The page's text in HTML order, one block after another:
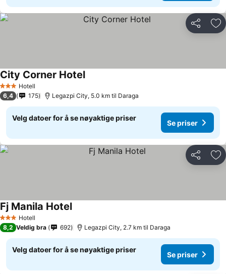
Del
3 StjernerHotell
City Corner Hotel
6,4 175 Legazpi City, 5.0 km til Daraga
Velg datoer for å se nøyaktige priser
Se priser
Del
3 StjernerHotell
Fj Manila Hotel
8,2 Veldig bra 692 Legazpi City, 2.7 km til Daraga
Velg datoer for å se nøyaktige priser
Se priser